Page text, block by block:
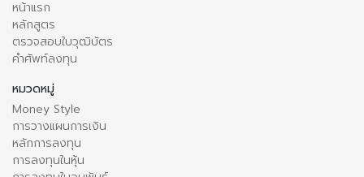
หน้าแรก
หลักสูตร
ตรวจสอบใบวุฒิบัตร
คำศัพท์ลงทุน
หมวดหมู่
Money Style
การวางแผนการเงิน
หลักการลงทุน
การลงทุนในหุ้น